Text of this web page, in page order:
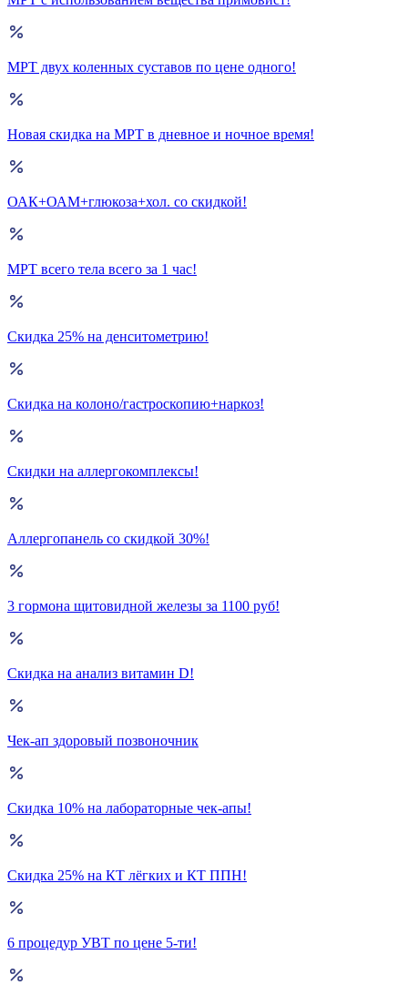
МРТ двух коленных суставов по цене одного!
Новая скидка на МРТ в дневное и ночное время!
ОАК+ОАМ+глюкоза+хол. со скидкой!
МРТ всего тела всего за 1 час!
Скидка 25% на денситометрию!
Скидка на колоно/гастроскопию+наркоз!
Скидки на аллергокомплексы!
Аллергопанель со скидкой 30%!
3 гормона щитовидной железы за 1100 руб!
Скидка на анализ витамин D!
Чек-ап здоровый позвоночник
Скидка 10% на лабораторные чек-апы!
Скидка 25% на КТ лёгких и КТ ППН!
6 процедур УВТ по цене 5-ти!